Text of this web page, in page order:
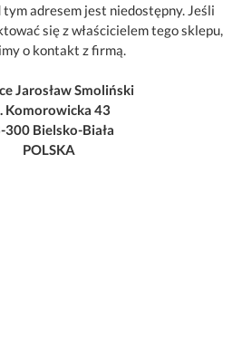
tym adresem jest niedostępny. Jeśli
się z właścicielem tego sklepu,
o kontakt z firmą.
Jarosław Smoliński
Komorowicka 43
300 Bielsko-Biała
POLSKA